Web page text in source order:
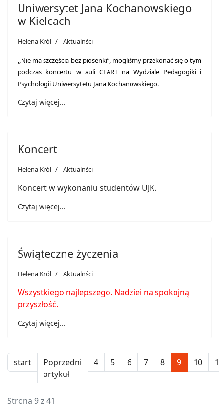
Uniwersytet Jana Kochanowskiego
w Kielcach
Helena Król Aktualnści
„Nie ma szczęścia bez piosenki”, mogliśmy przekonać się o tym
podczas koncertu w auli CEART na Wydziale Pedagogiki i
Psychologii Uniwersytetu Jana Kochanowskiego.
Czytaj więcej...
Koncert
Helena Król Aktualnści
Koncert w wykonaniu studentów UJK.
Czytaj więcej...
Świąteczne życzenia
Helena Król Aktualnści
Wszystkiego najlepszego. Nadziei na spokojną
przyszłość.
Czytaj więcej...
start
Poprzedni
artykuł
4 5 6 7 8 9 10
Strona 9 z 41